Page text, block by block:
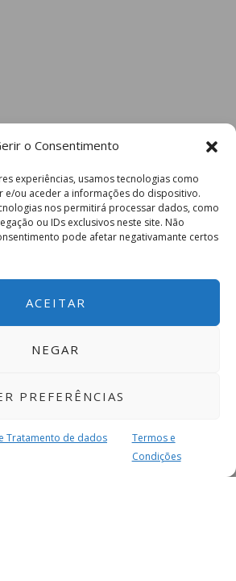
o Consentimento
experiências, usamos tecnologias como
e/ou aceder a informações do dispositivo.
nos permitirá processar dados, como
ou IDs exclusivos neste site. Não
pode afetar negativamante certos
ACEITAR
NEGAR
PREFERÊNCIAS
Tratamento de dados
Termos e
Condições